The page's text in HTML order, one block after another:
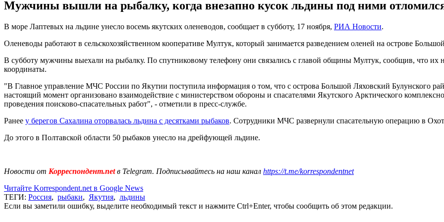
Мужчины вышли на рыбалку, когда внезапно кусок льдины под ними
В море Лаптевых на льдине унесло восемь якутских оленеводов, сообщает в субботу, 17 ноября, РИА Новости.
Оленеводы работают в сельскохозяйственном кооперативе Мултук, который занимается разведением оленей на острове
В субботу мужчины выехали на рыбалку. По спутниковому телефону они связались с главой общины Мултук, сообщив, что их
координаты.
"В Главное управление МЧС России по Якутии поступила информация о том, что с острова Большой Ляховский Булунского
настоящий момент организовано взаимодействие с министерством обороны и спасателями Якутского Арктического
проведения поисково-спасательных работ", - отметили в пресс-службе.
Ранее у берегов Сахалина оторвалась льдина с десятками рыбаков. Сотрудники МЧС развернули спасательную операцию в
До этого в Полтавской области 50 рыбаков унесло на дрейфующей льдине.
Новости от Корреспондент.netв Telegram. Подписывайтесь на наш канал https://t.me/korrespondentnet
Читайте Korrespondent.net в Google News
ТЕГИ: Россия, рыбаки, Якутия, льдины
Если вы заметили ошибку, выделите необходимый текст и нажмите Ctrl+Enter, чтобы сообщить об этом редакции.